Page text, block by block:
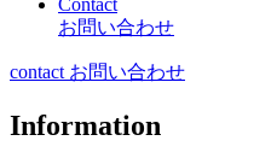
お問い合わせ
contact お問い合わせ
Information